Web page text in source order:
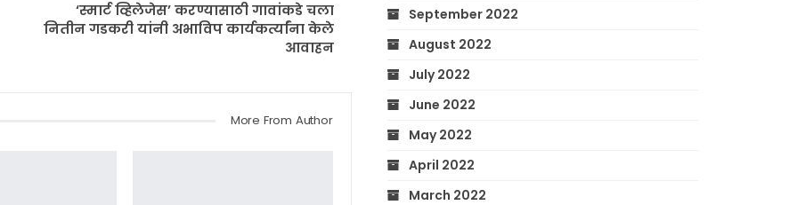
‘स्मार्ट व्हिलेजेस’ करण्यासाठी गावांकडे चला
नितीन गडकरी यांनी अभाविप कार्यकर्त्यांना केले
आवाहन
More From Author
September 2022
August 2022
July 2022
June 2022
May 2022
April 2022
March 2022